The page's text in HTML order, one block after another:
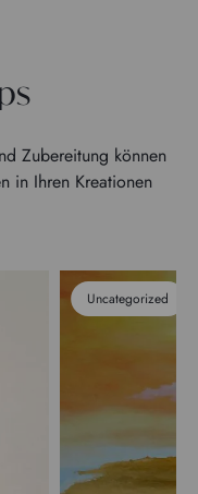
Zubereitung können
in Ihren Kreationen
Uncategorized